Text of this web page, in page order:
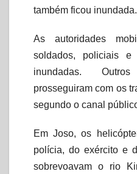
também ficou inundada.
As autoridades
soldados, policiais e
inundadas.
prosseguiram com os
segundo o canal
Em Joso, os
polícia, do exército e
sobrevoavam o rio